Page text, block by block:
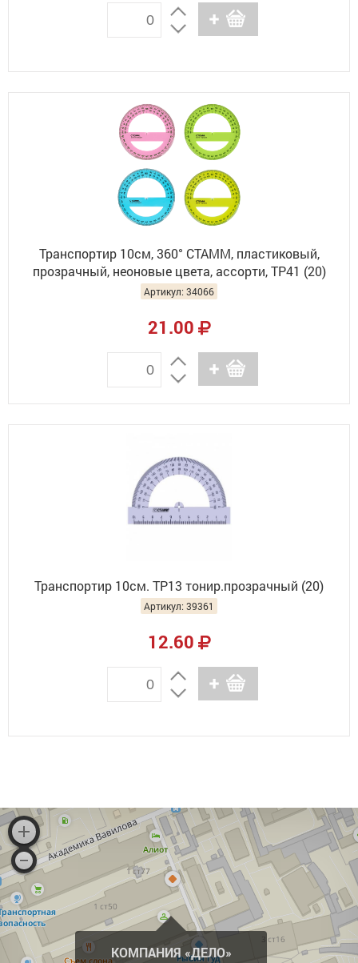
Транспортир 10см, 360° СТАММ, пластиковый,
прозрачный, неоновые цвета, ассорти, ТР41 (20)
Артикул: 34066
21.00
Транспортир 10см. ТР13 тонир.прозрачный (20)
Артикул: 39361
12.60
КОМПАНИЯ «ДЕЛО»